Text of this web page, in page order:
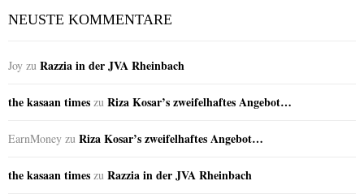
NEUSTE KOMMENTARE
Joy zu Razzia in der JVA Rheinbach
the kasaan times zu Riza Kosar’s zweifelhaftes Angebot…
EarnMoney zu Riza Kosar’s zweifelhaftes Angebot…
the kasaan times zu Razzia in der JVA Rheinbach